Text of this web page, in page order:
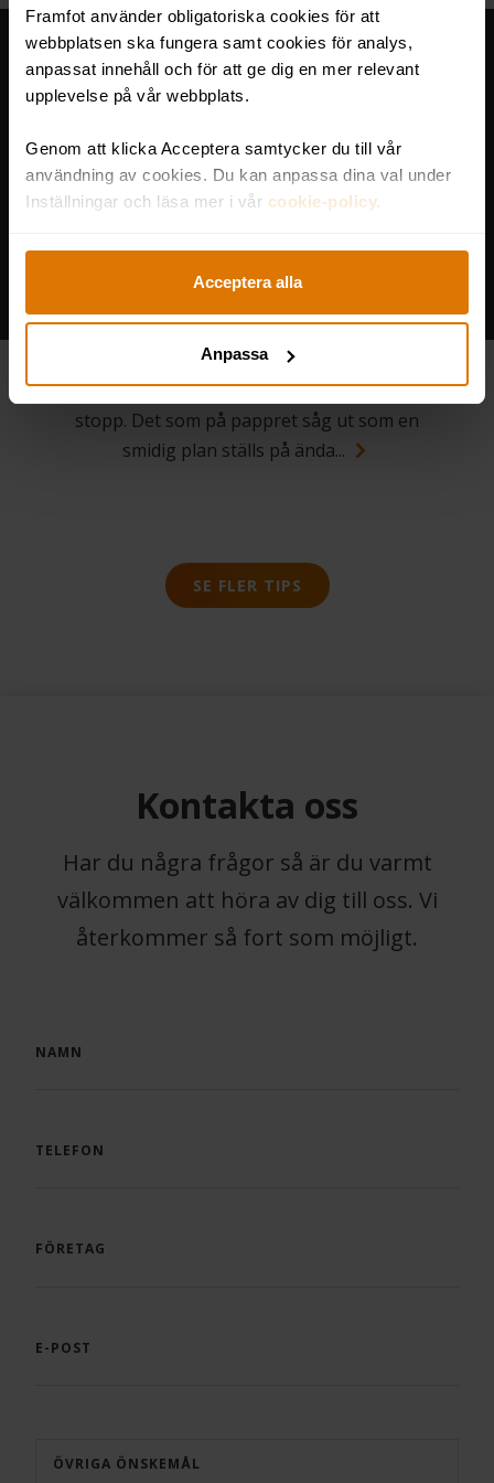
Framfot använder obligatoriska cookies för att
webbplatsen ska fungera samt cookies för analys,
anpassat innehåll och för att ge dig en mer relevant
upplevelse på vår webbplats.
Genom att klicka Acceptera samtycker du till vår
användning av cookies. Du kan anpassa dina val under
Inställningar och läsa mer i vår cookie-policy.
Acceptera alla
Anpassa
Förändringskurvan: 7 steg för
hållbar förändring
I vissa förändringsprocesser tar det bara
stopp. Det som på pappret såg ut som en
smidig plan ställs på ända...
SE FLER TIPS
Kontakta oss
Har du några frågor så är du varmt
välkommen att höra av dig till oss. Vi
återkommer så fort som möjligt.
NAMN
TELEFON
FÖRETAG
E-POST
ÖVRIGA ÖNSKEMÅL